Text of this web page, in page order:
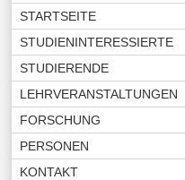
STARTSEITE
STUDIENINTERESSIERTE
STUDIERENDE
LEHRVERANSTALTUNGEN
FORSCHUNG
PERSONEN
KONTAKT